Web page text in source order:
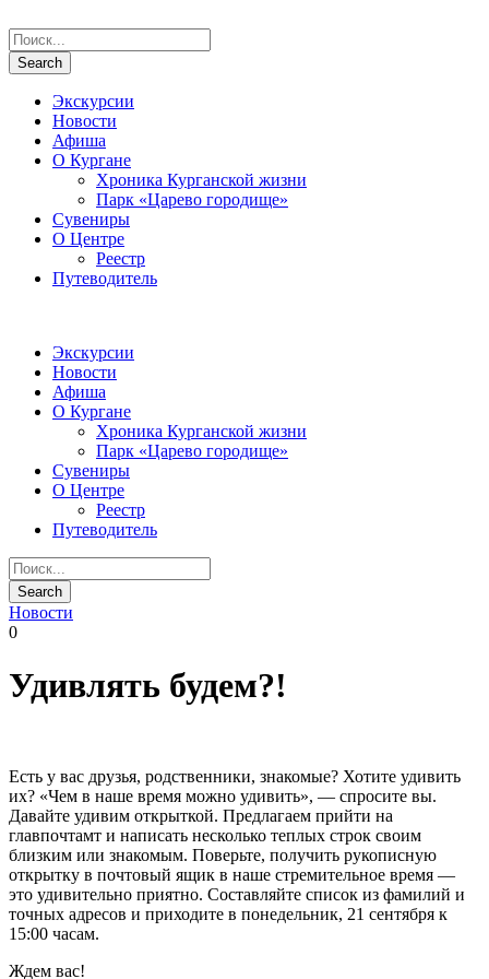
Экскурсии
Новости
Афиша
О Кургане
Хроника Курганской жизни
Парк «Царево городище»
Сувениры
О Центре
Реестр
Путеводитель
Экскурсии
Новости
Афиша
О Кургане
Хроника Курганской жизни
Парк «Царево городище»
Сувениры
О Центре
Реестр
Путеводитель
Новости
0
Удивлять будем?!
Есть у вас друзья, родственники, знакомые? Хотите удивить
их? «Чем в наше время можно удивить», — спросите вы.
Давайте удивим открыткой. Предлагаем прийти на
главпочтамт и написать несколько теплых строк своим
близким или знакомым. Поверьте, получить рукописную
открытку в почтовый ящик в наше стремительное время —
это удивительно приятно. Составляйте список из фамилий и
точных адресов и приходите в понедельник, 21 сентября к
15:00 часам.
Ждем вас!